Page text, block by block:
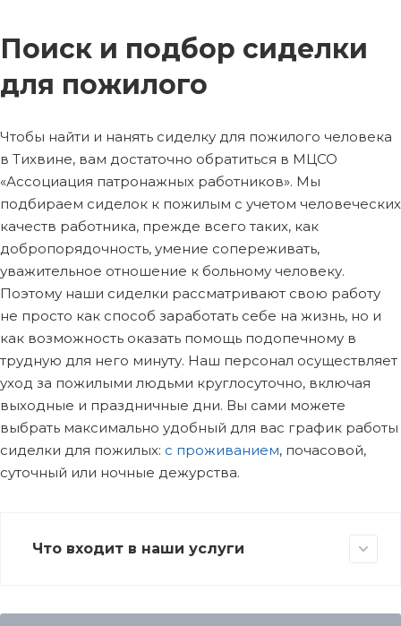
Поиск и подбор сиделки
для пожилого
Чтобы найти и нанять сиделку для пожилого человека
в Тихвине, вам достаточно обратиться в МЦСО
«Ассоциация патронажных работников». Мы
подбираем сиделок к пожилым с учетом человеческих
качеств работника, прежде всего таких, как
добропорядочность, умение сопереживать,
уважительное отношение к больному человеку.
Поэтому наши сиделки рассматривают свою работу
не просто как способ заработать себе на жизнь, но и
как возможность оказать помощь подопечному в
трудную для него минуту. Наш персонал осуществляет
уход за пожилыми людьми круглосуточно, включая
выходные и праздничные дни. Вы сами можете
выбрать максимально удобный для вас график работы
сиделки для пожилых: с проживанием, почасовой,
суточный или ночные дежурства.
Что входит в наши услуги